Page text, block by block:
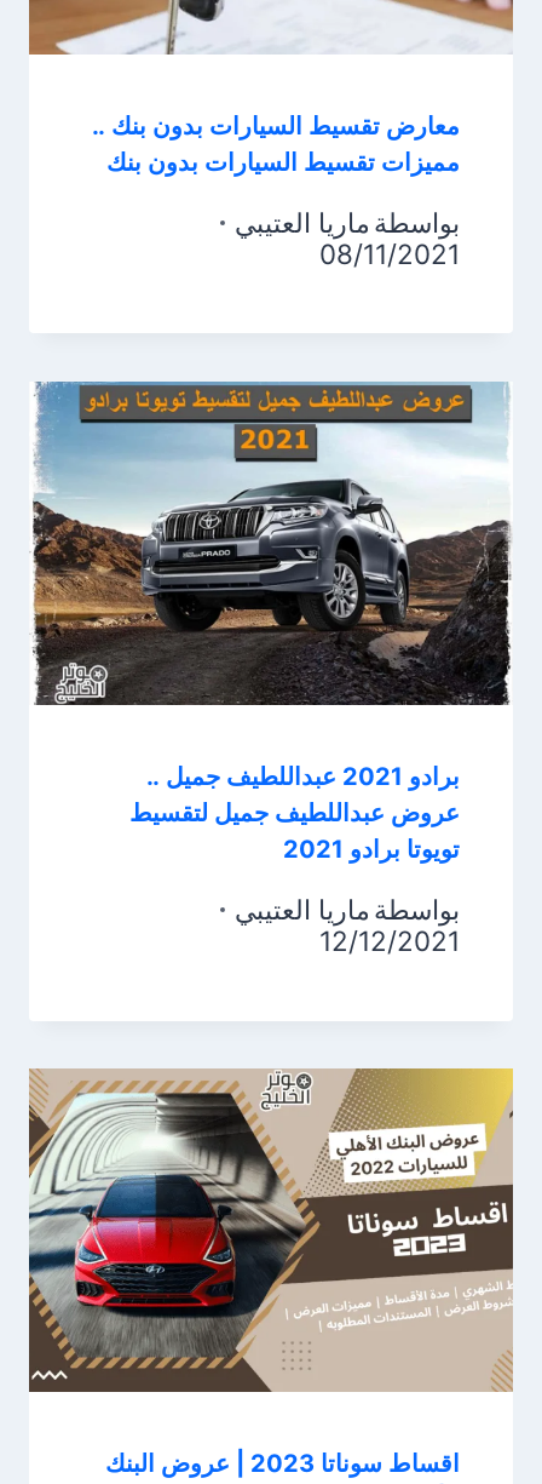
معارض تقسيط السيارات بدون بنك ..
مميزات تقسيط السيارات بدون بنك
بواسطة ماريا العتيبي
08/11/2021
برادو 2021 عبداللطيف جميل ..
عروض عبداللطيف جميل لتقسيط
تويوتا برادو 2021
بواسطة ماريا العتيبي
12/12/2021
اقساط سوناتا 2023 | عروض البنك